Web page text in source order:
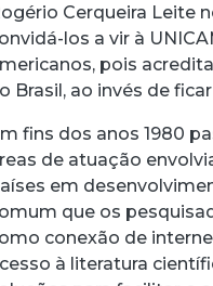
Cerqueira Leite
los a vir à
pois
Brasil, ao invés de
fins dos anos 1980
de atuação
em
que os
conexão de
à literatura